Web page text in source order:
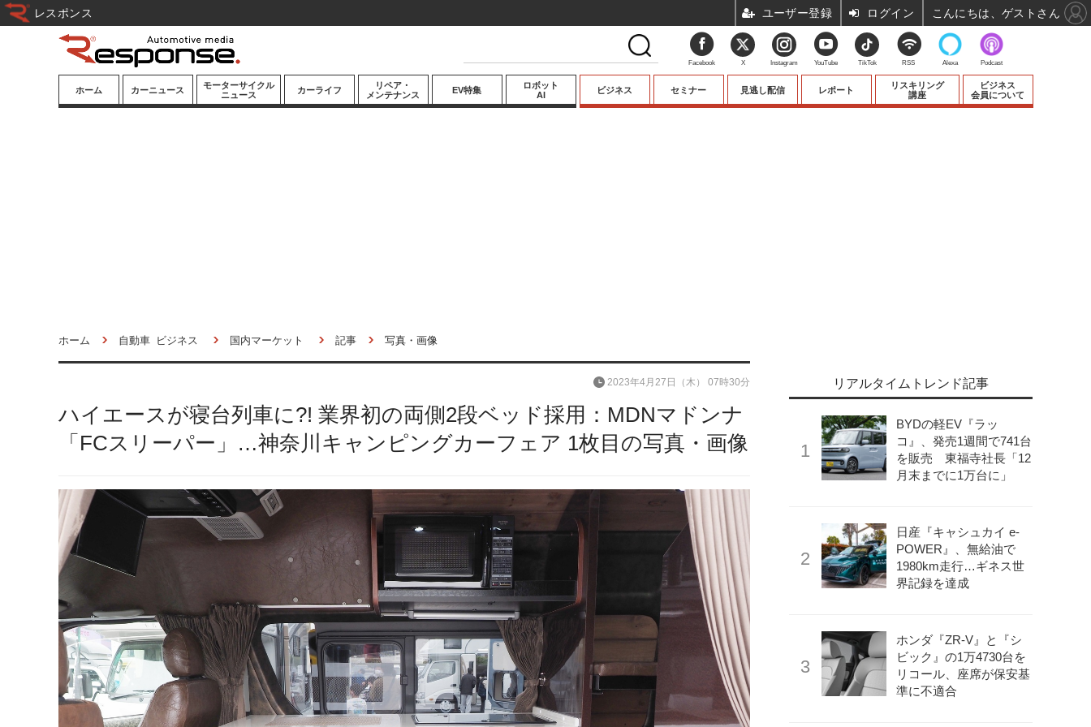
ホーム カーニュース
モーターサイクル
ニュース
カーライフ
リペア・
メンテナンス
EV特集
ロボット
AI
ビジネス セミナー 見逃し配信 レポート
リスキリング
講座
ビジネス
会員について
ホーム 自動車 ビジネス 国内マーケット 記事 写真・画像
ハイエースが寝台列車に?! 業界初の両側2段ベッド採用：MDNマドンナ
「FCスリーパー」…神奈川キャンピングカーフェア 1枚目の写真・画像
2023年4月27日（木） 07時30分 リアルタイムトレンド記事
BYDの軽EV『ラッ
コ』、発売1週間で741台
を販売 東福寺社長「12
月末までに1万台に」
日産『キャシュカイ e-
POWER』、無給油で
1980km走行…ギネス世
界記録を達成
ホンダ『ZR-V』と『シ
ビック』の1万4730台を
リコール、座席が保安基
準に不適合
Facebook X Instagram YouTube TikTok RSS Alexa Podcast
レスポンス ユーザー登録 ログイン こんにちは、ゲストさん